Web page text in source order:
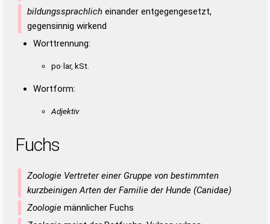
bildungssprachlich einander entgegengesetzt,
gegensinnig wirkend
Worttrennung:
po·lar, kSt.
Wortform:
Adjektiv
Fuchs
Zoologie Vertreter einer Gruppe von bestimmten
kurzbeinigen Arten der Familie der Hunde (Canidae)
Zoologie männlicher Fuchs